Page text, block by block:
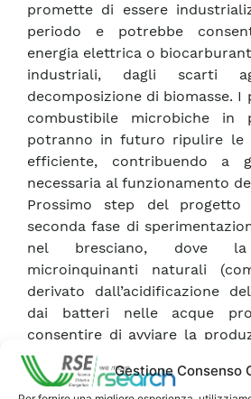
Gestione Consenso
promette di essere
periodo e potrebbe
energia elettrica o
industriali, dagli scarti
decomposizione di biomasse.
combustibile microbiche in
potranno in futuro ripulire le
efficiente, contribuendo a
necessaria al funzionamento
Prossimo step del
seconda fase di
nel bresciano, dove
microinquinanti naturali
derivato dall’acidificazione
dai batteri nelle acque
consentire di avviare la
contemporaneamente di
inquinamento, trasformando